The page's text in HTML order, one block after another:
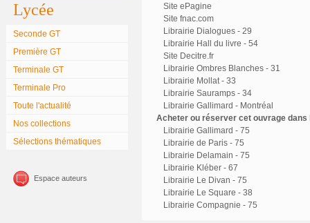
Lycée
Seconde GT
Première GT
Terminale GT
Terminale Pro
Toute l'actualité
Nos collections
Sélections thématiques
Espace auteurs
Site ePagine
Site fnac.com
Librairie Dialogues - 29
Librairie Hall du livre - 54
Site Decitre.fr
Librairie Ombres Blanches - 31
Librairie Mollat - 33
Librairie Sauramps - 34
Librairie Gallimard - Montréal
Acheter ou réserver cet ouvrage
Librairie Gallimard - 75
Librairie de Paris - 75
Librairie Delamain - 75
Librairie Kléber - 67
Librairie Le Divan - 75
Librairie Le Square - 38
Librairie Compagnie - 75